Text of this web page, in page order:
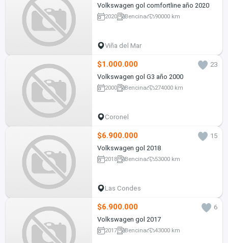
Volkswagen gol comfortline año 2020
2020 Bencina 90000 km
Viña del Mar
$1.000.000
23
Volkswagen gol G3 año 2000
2000 Bencina 274000 km
Coronel
$6.900.000
15
Volkswagen gol 2018
2018 Bencina 53000 km
Las Condes
$6.900.000
6
Volkswagen gol 2017
2017 Bencina 43000 km